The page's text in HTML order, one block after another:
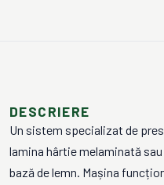
DESCRIERE
Un sistem specializat de
lamina hârtie melaminată
bază de lemn. Mașina